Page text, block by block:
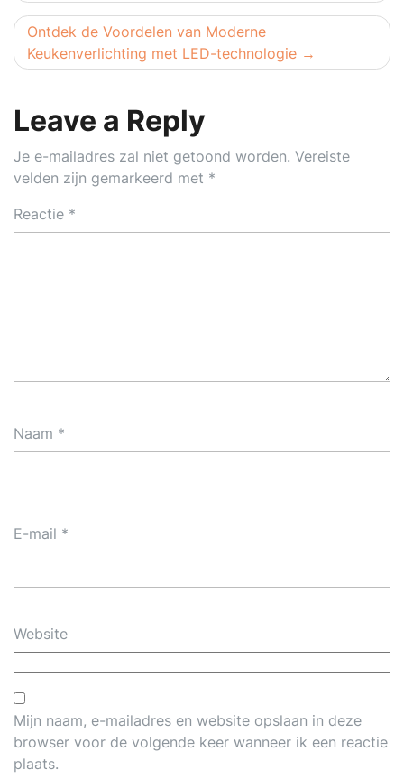
Ontdek de Voordelen van Moderne
Keukenverlichting met LED-technologie
Leave a Reply
Je e-mailadres zal niet getoond worden. Vereiste
velden zijn gemarkeerd met *
Reactie *
Naam *
E-mail *
Website
Mijn naam, e-mailadres en website opslaan in deze
browser voor de volgende keer wanneer ik een reactie
plaats.